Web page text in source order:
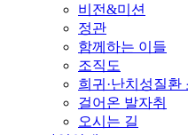
비전&미션
정관
함께하는 이들
조직도
희귀·난치성질환
걸어온 발자취
오시는 길